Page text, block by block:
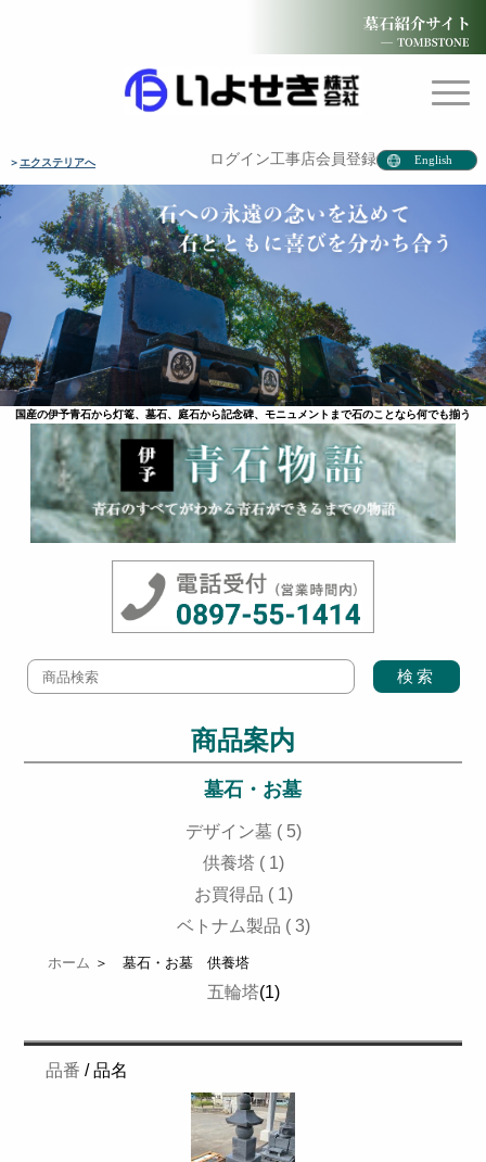
＞ エクステリア ログイン工事店会員登録 English
国産の伊予青石から灯篭、墓石、庭石から記念碑、モニュメントまで石のことなら何でも揃う
商品案内
墓石・お墓
デザイン墓 ( 5)
供養塔 ( 1)
お買得品 ( 1)
ベトナム製品 ( 3)
ホーム ＞ 墓石・お墓 供養塔
五輪塔(1)
品番 / 品名